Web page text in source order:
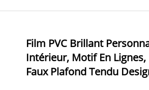
Film PVC Brillant
Intérieur, Motif En
Faux Plafond Tendu